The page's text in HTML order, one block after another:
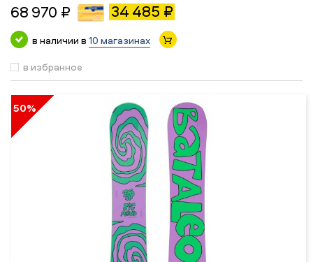
68 970 ₽ 34 485 ₽
в наличии в 10 магазинах
в избранное
50%